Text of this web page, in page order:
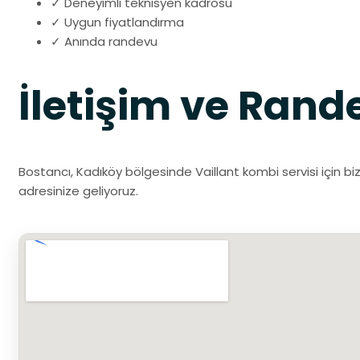
✓ Uygun fiyatlandırma
✓ Anında randevu
İletişim ve
Bostancı, Kadıköy bölgesinde Vaillant kombi servisi için
adresinize geliyoruz.